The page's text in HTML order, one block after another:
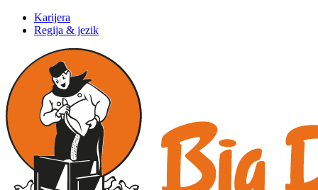
Karijera
Regija & jezik